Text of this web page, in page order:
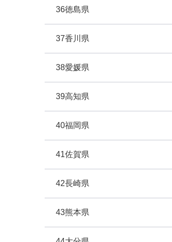
36徳島県
37香川県
38愛媛県
39高知県
40福岡県
41佐賀県
42長崎県
43熊本県